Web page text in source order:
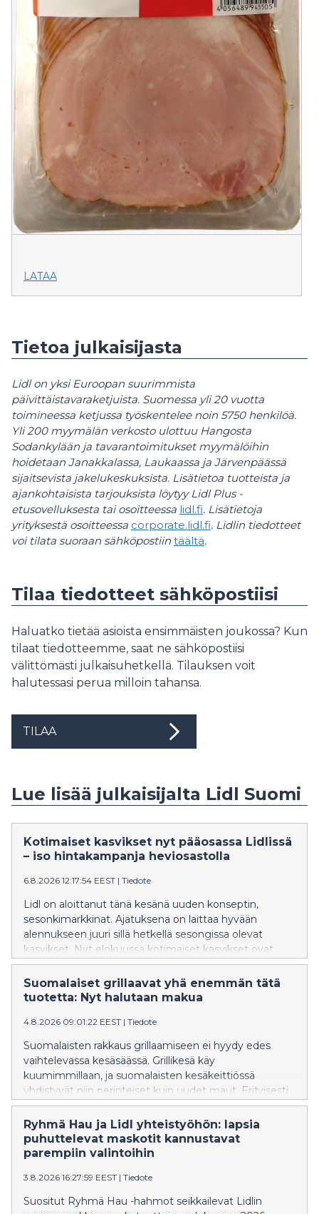
LATAA
Tietoa julkaisijasta
Lidl on yksi Euroopan suurimmista
päivittäistavaraketjuista. Suomessa yli 20 vuotta
toimineessa ketjussa työskentelee noin 5750 henkilöä.
Yli 200 myymälän verkosto ulottuu Hangosta
Sodankylään ja tavarantoimitukset myymälöihin
hoidetaan Janakkalassa, Laukaassa ja Järvenpäässä
sijaitsevista jakelukeskuksista. Lisätietoa tuotteista ja
ajankohtaisista tarjouksista löytyy Lidl Plus -
etusovelluksesta tai osoitteessa lidl.fi. Lisätietoja
yrityksestä osoitteessa corporate.lidl.fi. Lidlin tiedotteet
voi tilata suoraan sähköpostiin täältä.
Tilaa tiedotteet sähköpostiisi
Haluatko tietää asioista ensimmäisten joukossa? Kun
tilaat tiedotteemme, saat ne sähköpostiisi
välittömästi julkaisuhetkellä. Tilauksen voit
halutessasi perua milloin tahansa.
TILAA
Lue lisää julkaisijalta Lidl Suomi
Kotimaiset kasvikset nyt pääosassa Lidlissä
– iso hintakampanja heviosastolla
6.8.2026 12:17:54 EEST | Tiedote
Lidl on aloittanut tänä kesänä uuden konseptin,
sesonkimarkkinat. Ajatuksena on laittaa hyvään
alennukseen juuri sillä hetkellä sesongissa olevat
kasvikset. Nyt elokuussa kotimaiset kasvikset ovat
pääosassa. Suomalaiset kasvikset ovat parhaimmillaan
juuri nyt, sillä luonnollisen satokauden aikana ne ovat
kaikkein tuoreimpia ja maukkaimpia. Kotimaiset
jopa 40 prosenttia.
Suomalaiset grillaavat yhä enemmän tätä
tuotetta: Nyt halutaan makua
4.8.2026 09:01:22 EEST | Tiedote
Suomalaisten rakkaus grillaamiseen ei hyydy edes
vaihtelevassa kesäsäässä. Grillikesä käy
kuumimmillaan, ja suomalaisten kesäkeittiössä
yhdistyvät niin perinteiset kuin uudet maut. Erityisesti
mausteiset makkarat ovat nousseet kesän
hittituotteeksi grilleissä.
Ryhmä Hau ja Lidl yhteistyöhön: lapsia
puhuttelevat maskotit kannustavat
parempiin valintoihin
3.8.2026 16:27:59 EEST | Tiedote
Suositut Ryhmä Hau -hahmot seikkailevat Lidlin